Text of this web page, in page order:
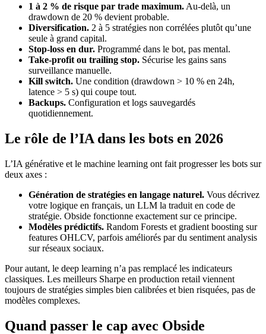
1 à 2 % de risque par trade maximum. Au-delà, un
drawdown de 20 % devient probable.
Diversification. 2 à 5 stratégies non corrélées plutôt qu’une
seule à grand capital.
Stop-loss en dur. Programmé dans le bot, pas mental.
Take-profit ou trailing stop. Sécurise les gains sans
surveillance manuelle.
Kill switch. Une condition (drawdown > 10 % en 24h,
latence > 5 s) qui coupe tout.
Backups. Configuration et logs sauvegardés
quotidiennement.
Le rôle de l’IA dans les bots en 2026
L’IA générative et le machine learning ont fait progresser les bots sur
deux axes :
Génération de stratégies en langage naturel. Vous décrivez
votre logique en français, un LLM la traduit en code de
stratégie. Obside fonctionne exactement sur ce principe.
Modèles prédictifs. Random Forests et gradient boosting sur
features OHLCV, parfois améliorés par du sentiment analysis
sur réseaux sociaux.
Pour autant, le deep learning n’a pas remplacé les indicateurs
classiques. Les meilleurs Sharpe en production retail viennent
toujours de stratégies simples bien calibrées et bien risquées, pas de
modèles complexes.
Quand passer le cap avec Obside